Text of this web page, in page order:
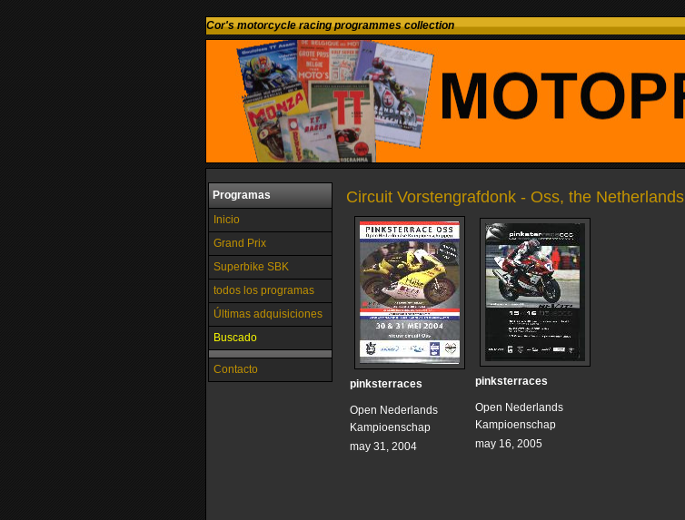
Cor's motorcycle racing programmes collection
Programas
Inicio
Grand Prix
Superbike SBK
todos los programas
Últimas adquisiciones
Buscado
Contacto
Circuit Vorstengrafdonk - Oss, the Netherlands
pinksterraces
Open Nederlands
Kampioenschap
may 31, 2004
pinksterraces
Open Nederlands
Kampioenschap
may 16, 2005